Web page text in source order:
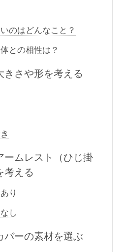
のはどんなこと？
との相性は？
さや形を考える
ムレスト（ひじ掛
考える
り
し
ーの素材を選ぶ